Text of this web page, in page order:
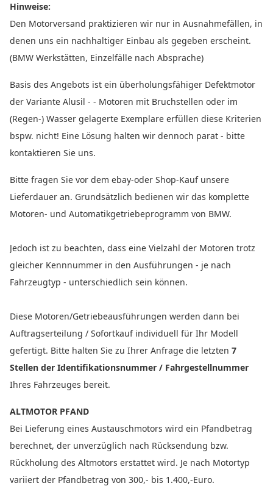
Hinweise:
Den Motorversand praktizieren wir nur in Ausnahmefällen, in
denen uns ein nachhaltiger Einbau als gegeben erscheint.
(BMW Werkstätten, Einzelfälle nach Absprache)
Basis des Angebots ist ein überholungsfähiger Defektmotor
der Variante Alusil - - Motoren mit Bruchstellen oder im
(Regen-) Wasser gelagerte Exemplare erfüllen diese Kriterien
bspw. nicht! Eine Lösung halten wir dennoch parat - bitte
kontaktieren Sie uns.
Bitte fragen Sie vor dem ebay-oder Shop-Kauf unsere
Lieferdauer an. Grundsätzlich bedienen wir das komplette
Motoren- und Automatikgetriebeprogramm von BMW.
Jedoch ist zu beachten, dass eine Vielzahl der Motoren trotz
gleicher Kennnummer in den Ausführungen - je nach
Fahrzeugtyp - unterschiedlich sein können.
Diese Motoren/Getriebeausführungen werden dann bei
Auftragserteilung / Sofortkauf individuell für Ihr Modell
gefertigt. Bitte halten Sie zu Ihrer Anfrage die letzten 7
Stellen der Identifikationsnummer / Fahrgestellnummer
Ihres Fahrzeuges bereit.
ALTMOTOR PFAND
Bei Lieferung eines Austauschmotors wird ein Pfandbetrag
berechnet, der unverzüglich nach Rücksendung bzw.
Rückholung des Altmotors erstattet wird. Je nach Motortyp
variiert der Pfandbetrag von 300,- bis 1.400,-Euro.